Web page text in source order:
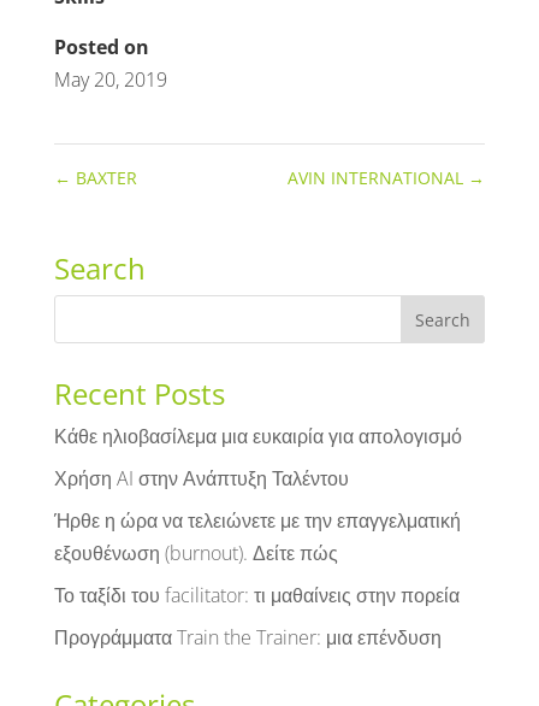
Posted on
May 20, 2019
← BAXTER AVIN INTERNATIONAL →
Search
Recent Posts
Κάθε ηλιοβασίλεμα μια ευκαιρία για απολογισμό
Χρήση AI στην Ανάπτυξη Ταλέντου
Ήρθε η ώρα να τελειώνετε με την επαγγελματική
εξουθένωση (burnout). Δείτε πώς
Το ταξίδι του facilitator: τι μαθαίνεις στην πορεία
Προγράμματα Train the Trainer: μια επένδυση